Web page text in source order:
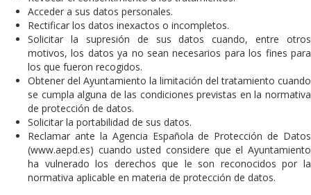
Acceder a sus datos personales.
Rectificar los datos inexactos o incompletos.
Solicitar la supresión de sus datos cuando, entre otros
motivos, los datos ya no sean necesarios para los fines para
los que fueron recogidos.
Obtener del Ayuntamiento la limitación del tratamiento cuando
se cumpla alguna de las condiciones previstas en la normativa
de protección de datos.
Solicitar la portabilidad de sus datos.
Reclamar ante la Agencia Española de Protección de Datos
(www.aepd.es) cuando usted considere que el Ayuntamiento
ha vulnerado los derechos que le son reconocidos por la
normativa aplicable en materia de protección de datos.